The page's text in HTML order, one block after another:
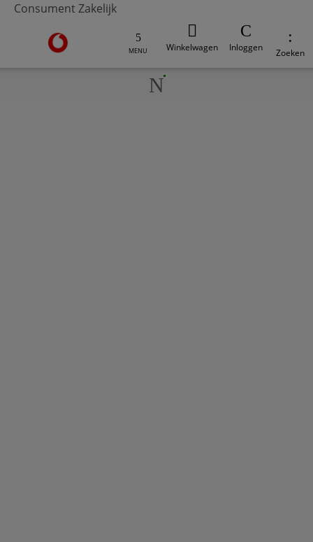
Consument Zakelijk
Ga naar de Vodafone homepage
MENU Winkelwagen Inloggen Zoeken